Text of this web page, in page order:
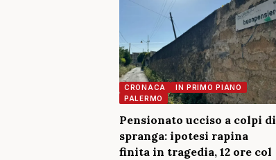
CRONACA
IN PRIMO PIANO
PALERMO
Pensionato ucciso a colpi di
spranga: ipotesi rapina
finita in tragedia, 12 ore col